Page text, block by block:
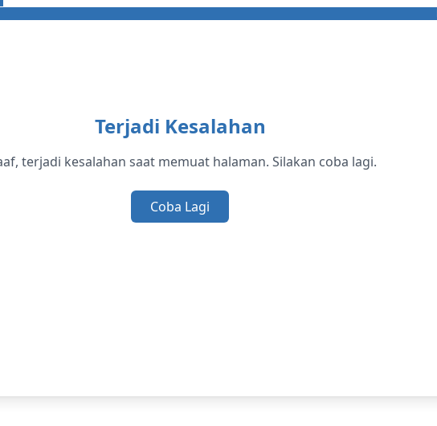
Terjadi Kesalahan
terjadi kesalahan saat memuat halaman. Silakan coba lagi.
Coba Lagi